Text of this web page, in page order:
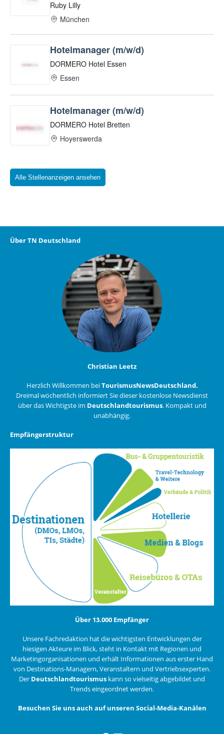
Alle Stellenanzeigen ansehen
Über TN Deutschland
Christian Leetz
Herzlich Willkommen beiTourismusNewsDeutschland.
Dreimal wöchentlich informiert Sie dieser kostenlose Newsdienst
über das Wichtigste im Deutschlandtourismus. Kompakt und
unabhängig.
Empfängerstruktur
Über 13.000 Empfänger
Unsere Fachredaktion hat die wichtigsten Entwicklungen der
hiesigen Akteure im Blick, steht in Kontakt mit Regionen und
Marketingorganisationen und erhält Informationen aus erster Hand
von Destinations-Managern, Veranstaltern und Vertriebsexperten.
Der Deutschlandtourismus kann so vielseitig abgebildet und
Trends eingeordnet werden.
Besuchen Sie uns auch auf unseren Social-Media-Kanälen